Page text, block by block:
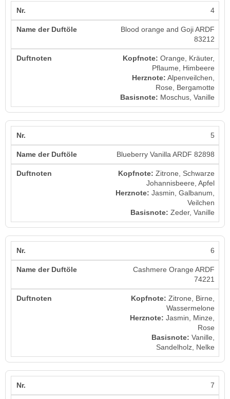
4
Blood orange and Goji ARDF
83212
Kopfnote: Orange, Kräuter,
Pflaume, Himbeere
Herznote: Alpenveilchen,
Rose, Bergamotte
Basisnote: Moschus, Vanille
5
Blueberry Vanilla ARDF 82898
Kopfnote: Zitrone, Schwarze
Johannisbeere, Apfel
Herznote: Jasmin, Galbanum,
Veilchen
Basisnote: Zeder, Vanille
6
Cashmere Orange ARDF
74221
Kopfnote: Zitrone, Birne,
Wassermelone
Herznote: Jasmin, Minze,
Rose
Basisnote: Vanille,
Sandelholz, Nelke
7